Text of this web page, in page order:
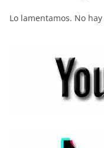
Lo lamentamos. No